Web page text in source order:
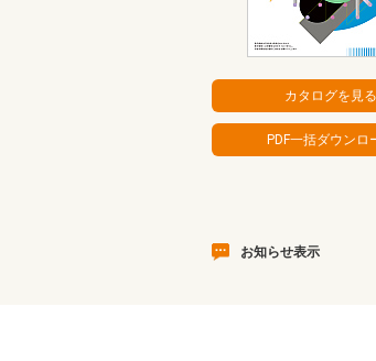
お知らせ表示